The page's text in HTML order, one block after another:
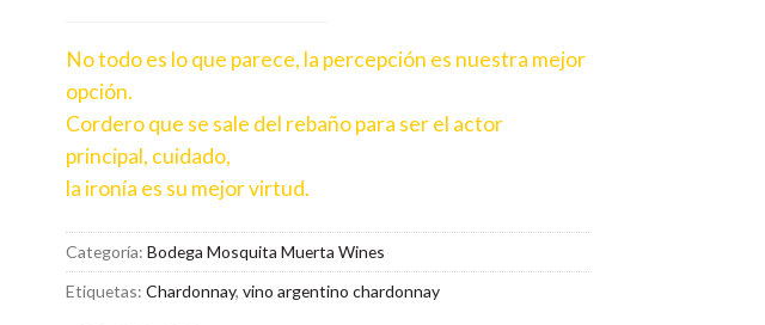
No todo es lo que parece, la percepción es nuestra mejor
opción.
Cordero que se sale del rebaño para ser el actor
principal, cuidado,
la ironía es su mejor virtud.
Categoría:Bodega Mosquita Muerta Wines
Etiquetas:Chardonnay,vino argentino chardonnay